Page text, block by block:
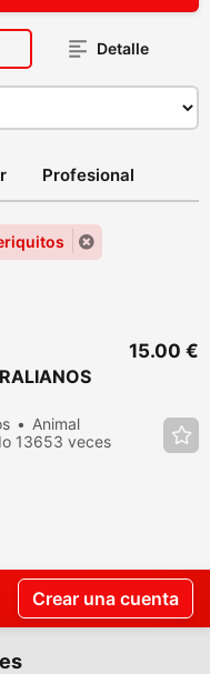
Detalle
Profesional
Animal
13653 veces
15.00 €
Crear una cuenta